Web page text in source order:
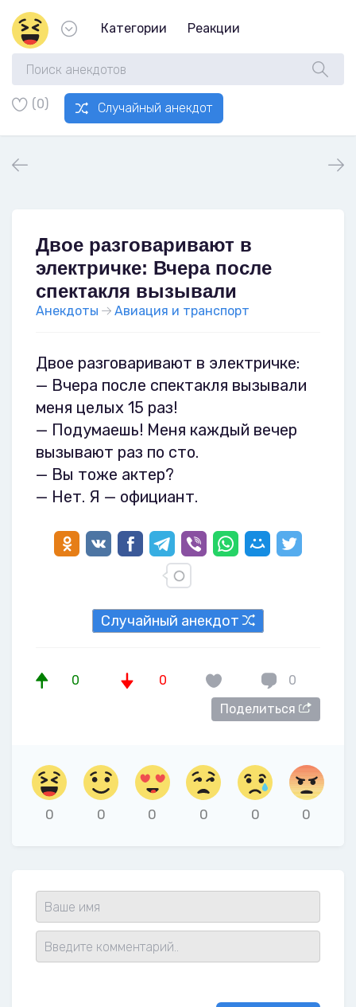
Категории Реакции
(0) Случайный анекдот
Двое разговаривают в
электричке: Вчера после
спектакля вызывали
Анекдоты Авиация и транспорт
Двое разговаривают в электричке:
— Вчера после спектакля вызывали
меня целых 15 раз!
— Подумаешь! Меня каждый вечер
вызывают раз по сто.
— Вы тоже актер?
— Нет. Я — официант.
Случайный анекдот
0 0
0
Поделиться
0 0 0 0 0 0